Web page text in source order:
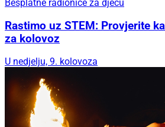
Besplatne radionice za djecu
Rastimo uz STEM: Provjerite
za kolovoz
U nedjelju, 9. kolovoza